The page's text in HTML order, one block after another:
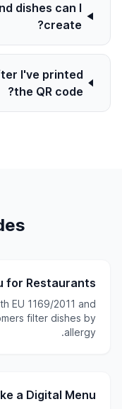
dishes can I
create?
I've printed
the QR code?
for Restaurants
EU 1169/2011 and
filter dishes by
allergy.
a Digital Menu